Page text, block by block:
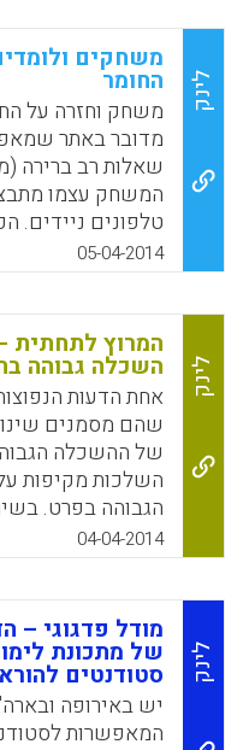
ראשוני להבניה
הינו השלב
ההתנסויות
המאמר מתאר שתי
במסגרת
המאפשרים
המאפשר מפגש
המתאים לנסיבות
העולות מיישום
( רונית קב).
לינק
משחקים
החומר
מדובר באתר
שאלות רב ברירה
המשחק עצמו
טלפונים ניידים.
(יחד עם זה,
מילים בעברית
המאפיינים של
של כל התלמידים,
למידה חווייתית.
כקובץ אקסל
05-04-2014
לינק
המרוץ לתחתית
השכלה גבוהה
אחת הדעות
שהם מסמנים
של ההשכלה
השלכות מקיפות
הגבוהה בפרט.
מופיעות תחזיות
משמעותי
החלפתם של
קורסי מוק,
סיום של תארים
קורסי מוק, פגיעה
למיותר וכך
לקוראים כלים
04-04-2014
לינק
מודל פדגוגי –
של מתכונת
סטודנטים
יש באירופה
המאפשרות